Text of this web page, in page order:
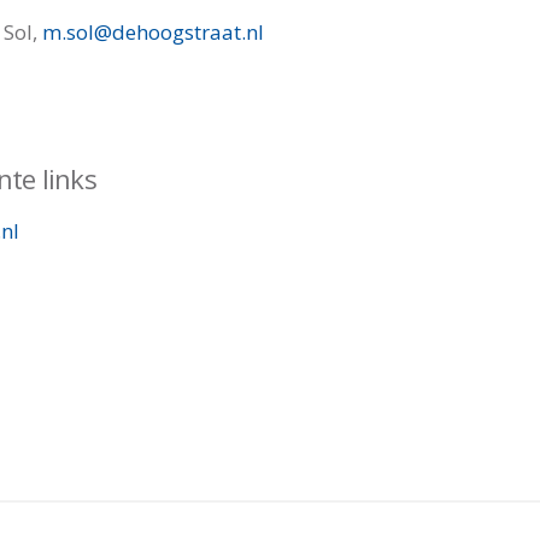
m.sol@dehoogstraat.nl
links